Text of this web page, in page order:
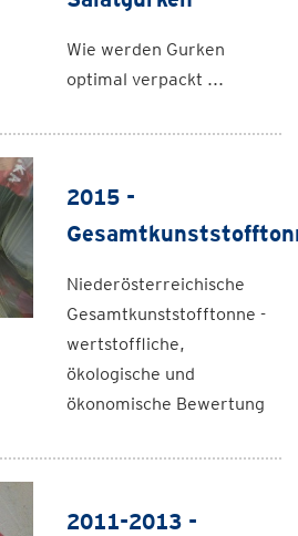
Wie werden Gurken
optimal verpackt ...
2015 -
Niederösterreichische
Gesamtkunststofftonne -
wertstoffliche,
ökologische und
ökonomische Bewertung
2011-2013 -